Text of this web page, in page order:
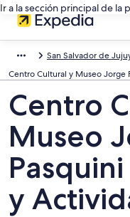
Ir a la sección principal de la
San Salvador de
Centro Cultural y Museo Jorge
Centro
Museo
y